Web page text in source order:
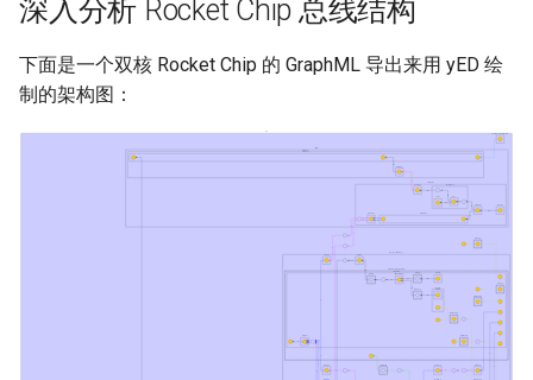
深入分析 Rocket Chip 总线结构
下面是一个双核 Rocket Chip 的 GraphML 导出来用 yED 绘
制的架构图：